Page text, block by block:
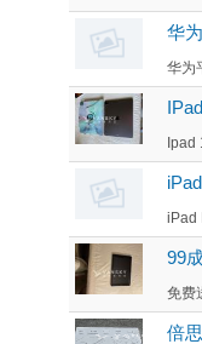
华
华为
Ipad
iPad
99
免费
倍